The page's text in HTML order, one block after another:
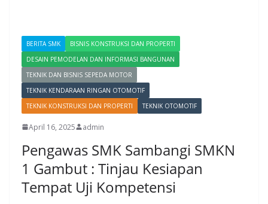
BERITA SMK
BISNIS KONSTRUKSI DAN PROPERTI
DESAIN PEMODELAN DAN INFORMASI BANGUNAN
TEKNIK DAN BISNIS SEPEDA MOTOR
TEKNIK KENDARAAN RINGAN OTOMOTIF
TEKNIK KONSTRUKSI DAN PROPERTI
TEKNIK OTOMOTIF
April 16, 2025 admin
Pengawas SMK Sambangi SMKN
1 Gambut : Tinjau Kesiapan
Tempat Uji Kompetensi